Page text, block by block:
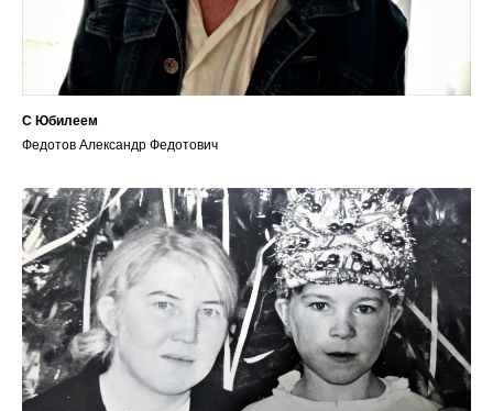
С Юбилеем
Федотов Александр Федотович